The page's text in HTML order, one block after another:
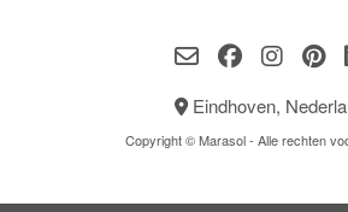
Eindhoven,
Copyright © Marasol - Alle rechten